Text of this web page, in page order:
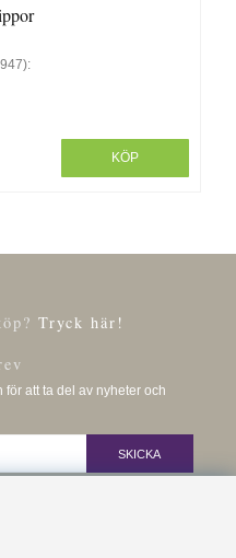
KÖP
Tryck här!
att ta del av nyheter och
SKICKA